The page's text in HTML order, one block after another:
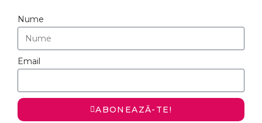
Nume
Email
ABONEAZĂ-TE!